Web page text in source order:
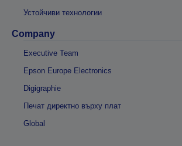
Устойчиви технологии
Company
Executive Team
Epson Europe Electronics
Digigraphie
Печат директно върху плат
Global